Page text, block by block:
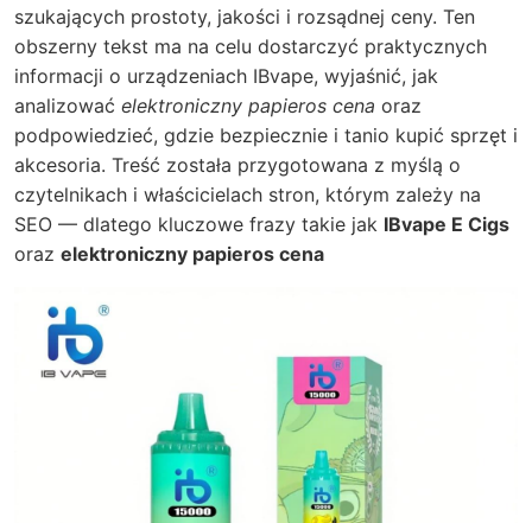
szukających prostoty, jakości i rozsądnej ceny. Ten
obszerny tekst ma na celu dostarczyć praktycznych
informacji o urządzeniach IBvape, wyjaśnić, jak
analizować elektroniczny papieros cena oraz
podpowiedzieć, gdzie bezpiecznie i tanio kupić sprzęt i
akcesoria. Treść została przygotowana z myślą o
czytelnikach i właścicielach stron, którym zależy na
SEO — dlatego kluczowe frazy takie jak IBvape E Cigs
oraz elektroniczny papieros cena